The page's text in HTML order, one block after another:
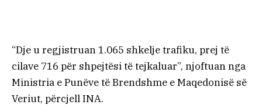
“Dje u regjistruan 1.065 shkelje trafiku, prej të
cilave 716 për shpejtësi të tejkaluar”, njoftuan nga
Ministria e Punëve të Brendshme e Maqedonisë së
Veriut, përcjell INA.